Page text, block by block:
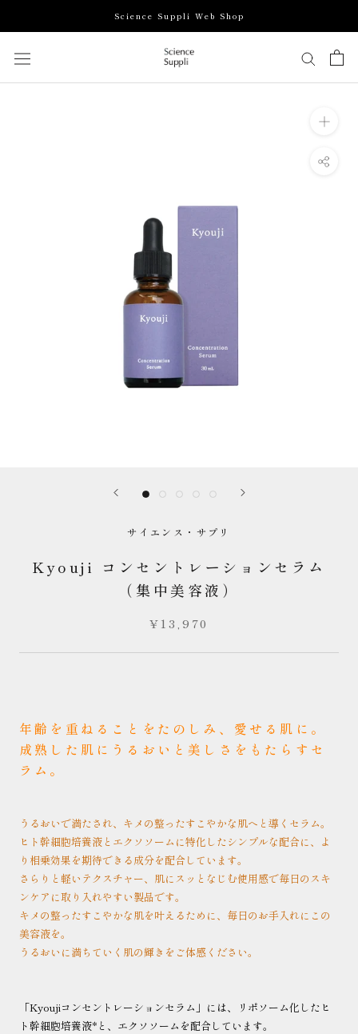
し
Science Suppli Web Shop
サイエンス・サプリ
Kyouji コンセントレーションセラム
（集中美容液）
¥13,970
年齢を重ねることをたのしみ、愛せる肌に。
成熟した肌にうるおいと美しさをもたらすセ
ラム。
うるおいで満たされ、 キメの整ったすこやかな肌へと導く セラム。
ヒト幹細胞培養液とエクソソームに特化したシンプルな配合に、よ
り相乗効果を期待できる成分を配合しています。
さらりと軽いテクスチャー、肌にスッとなじむ使用感で毎日のスキ
ンケアに取り入れやすい製品です。
キメの整ったすこやかな肌を叶えるために、毎日のお手入れにこの
美容液を。
うるおいに満ちていく肌の輝きをご体感ください。
「Kyoujiコンセントレーションセラム」には、リポソーム化したヒ
ト幹細胞培養液*と、エクソソームを配合しています。